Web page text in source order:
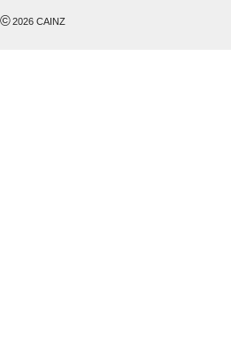
©2026 CAINZ